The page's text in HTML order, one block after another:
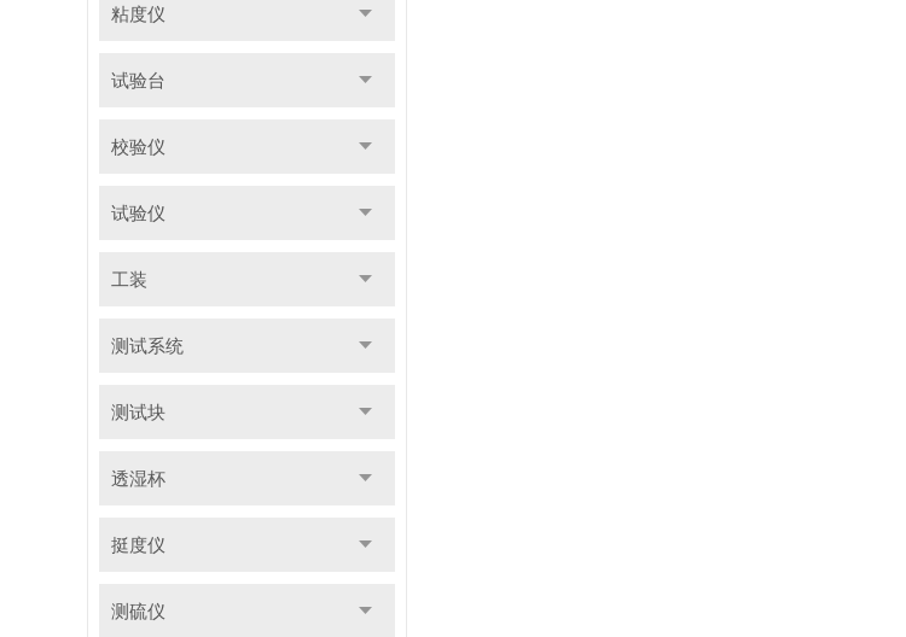
粘度仪
试验台
校验仪
试验仪
工装
测试系统
测试块
透湿杯
挺度仪
测硫仪